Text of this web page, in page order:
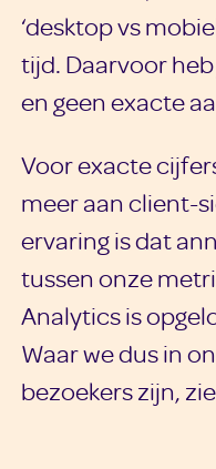
‘desktop vs
tijd. Daarvoor
en geen exacte
Voor exacte
meer aan client-
ervaring is dat
tussen onze
Analytics is
Waar we dus in
bezoekers zijn,